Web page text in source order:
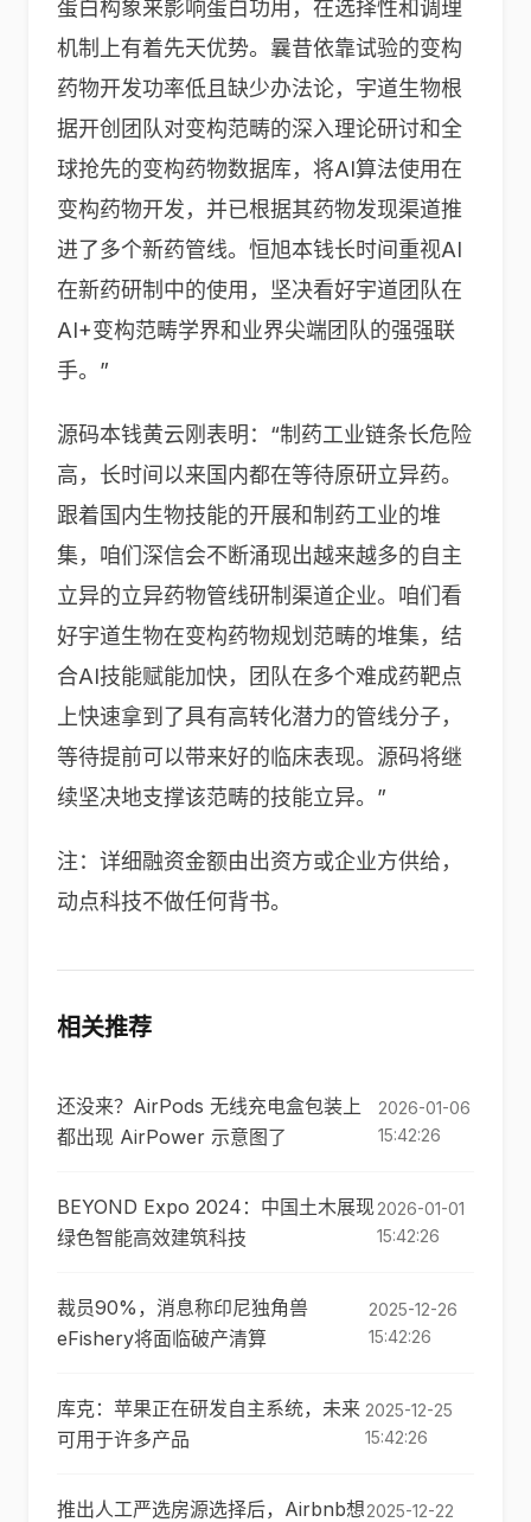
蛋白构象来影响蛋白功用，在选择性和调理
机制上有着先天优势。曩昔依靠试验的变构
药物开发功率低且缺少办法论，宇道生物根
据开创团队对变构范畴的深入理论研讨和全
球抢先的变构药物数据库，将AI算法使用在
变构药物开发，并已根据其药物发现渠道推
进了多个新药管线。恒旭本钱长时间重视AI
在新药研制中的使用，坚决看好宇道团队在
AI+变构范畴学界和业界尖端团队的强强联
手。”
源码本钱黄云刚表明：“制药工业链条长危险
高，长时间以来国内都在等待原研立异药。
跟着国内生物技能的开展和制药工业的堆
集，咱们深信会不断涌现出越来越多的自主
立异的立异药物管线研制渠道企业。咱们看
好宇道生物在变构药物规划范畴的堆集，结
合AI技能赋能加快，团队在多个难成药靶点
上快速拿到了具有高转化潜力的管线分子，
等待提前可以带来好的临床表现。源码将继
续坚决地支撑该范畴的技能立异。”
注：详细融资金额由出资方或企业方供给，
动点科技不做任何背书。
相关推荐
还没来？AirPods 无线充电盒包装上
都出现 AirPower 示意图了
2026-01-06
15:42:26
BEYOND Expo 2024：中国土木展现
绿色智能高效建筑科技
2026-01-01
15:42:26
裁员90%，消息称印尼独角兽
eFishery将面临破产清算
2025-12-26
15:42:26
库克：苹果正在研发自主系统，未来
可用于许多产品
2025-12-25
15:42:26
推出人工严选房源选择后，Airbnb想2025-12-22